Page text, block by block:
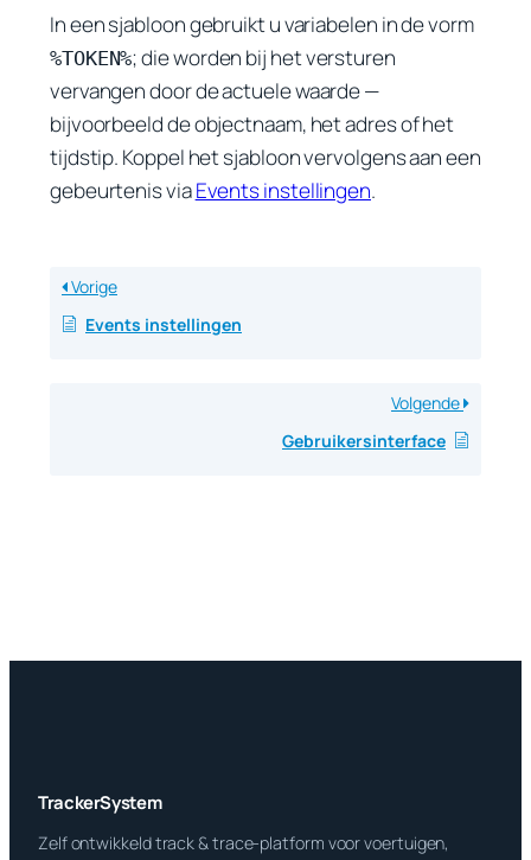
In een sjabloon gebruikt u variabelen in de vorm
%TOKEN%; die worden bij het versturen
vervangen door de actuele waarde —
bijvoorbeeld de objectnaam, het adres of het
tijdstip. Koppel het sjabloon vervolgens aan een
gebeurtenis viaEvents instellingen.
Vorige
Events instellingen
Volgende
Gebruikersinterface
TrackerSystem
Zelf ontwikkeld track & trace-platform voor voertuigen,